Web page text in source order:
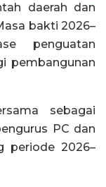
daerah dan
bakti 2026–
penguatan
pembangunan
sebagai
PC dan
periode 2026–